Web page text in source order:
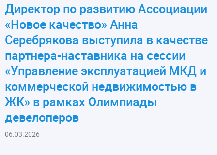
Директор по развитию Ассоциации
«Новое качество» Анна
Серебрякова выступила в качестве
партнера-наставника на сессии
«Управление эксплуатацией МКД и
коммерческой недвижимостью в
ЖК» в рамках Олимпиады
девелоперов
06.03.2026